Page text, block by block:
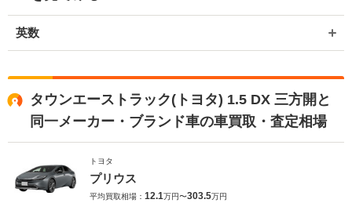
英数
タウンエーストラック(トヨタ) 1.5 DX 三方開と
同一メーカー・ブランド車の車買取・査定相場
トヨタ
プリウス
平均買取相場： 12.1万円〜303.5万円